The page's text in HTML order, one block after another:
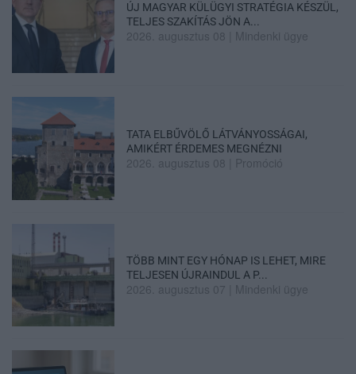
ÚJ MAGYAR KÜLÜGYI STRATÉGIA KÉSZÜL,
TELJES SZAKÍTÁS JÖN A...
2026. augusztus 08 Mindenki ügye
TATA ELBŰVÖLŐ LÁTVÁNYOSSÁGAI,
AMIKÉRT ÉRDEMES MEGNÉZNI
2026. augusztus 08 Promóció
TÖBB MINT EGY HÓNAP IS LEHET, MIRE
TELJESEN ÚJRAINDUL A P...
2026. augusztus 07 Mindenki ügye